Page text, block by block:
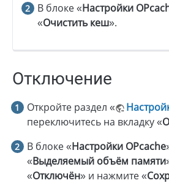
В блоке «Настройки
«Очистить кеш».
Отключение
Откройте раздел «
переключитесь на вкладку «
В блоке «Настройки OPcache
«Выделяемый объём памяти
«Отключён» и нажмите «